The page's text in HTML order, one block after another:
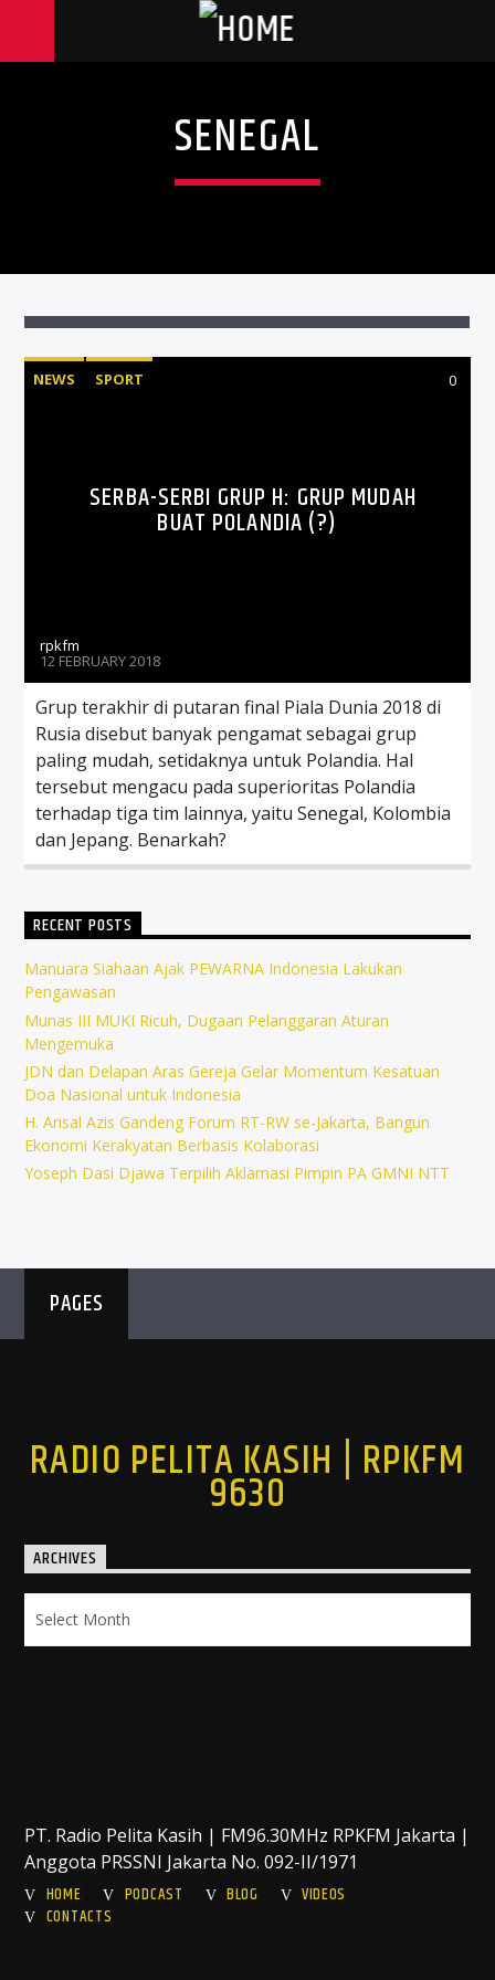
SENEGAL
NEWS SPORT 0
SERBA-SERBI GRUP H: GRUP MUDAH
BUAT POLANDIA (?)
rpkfm
12 FEBRUARY 2018
Grup terakhir di putaran final Piala Dunia 2018 di
Rusia disebut banyak pengamat sebagai grup
paling mudah, setidaknya untuk Polandia. Hal
tersebut mengacu pada superioritas Polandia
terhadap tiga tim lainnya, yaitu Senegal, Kolombia
dan Jepang. Benarkah?
RECENT POSTS
Manuara Siahaan Ajak PEWARNA Indonesia Lakukan
Pengawasan
Munas III MUKI Ricuh, Dugaan Pelanggaran Aturan
Mengemuka
JDN dan Delapan Aras Gereja Gelar Momentum Kesatuan
Doa Nasional untuk Indonesia
H. Arisal Azis Gandeng Forum RT-RW se-Jakarta, Bangun
Ekonomi Kerakyatan Berbasis Kolaborasi
Yoseph Dasi Djawa Terpilih Aklamasi Pimpin PA GMNI NTT
PAGES
RADIO PELITA KASIH | RPKFM
9630
ARCHIVES
PT. Radio Pelita Kasih | FM96.30MHz RPKFM Jakarta |
Anggota PRSSNI Jakarta No. 092-II/1971
HOME
PODCAST BLOG
VIDEOS
CONTACTS